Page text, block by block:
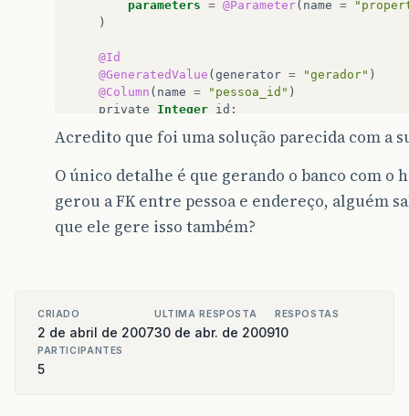
parameters = @Parameter( name =
)
@Id
@GeneratedValue ( generator = "gerador" )
@Column ( name = "pessoa_id" )
private
Integer id ;
...
Acredito que foi uma solução parecida com a
O único detalhe é que gerando o banco com o
gerou a FK entre pessoa e endereço, alguém
que ele gere isso também?
CRIADO
2 de abril de 2007
ULTIMA RESPOSTA
30 de abr. de 2009
RESPOSTAS
10
PARTICIPANTES
5